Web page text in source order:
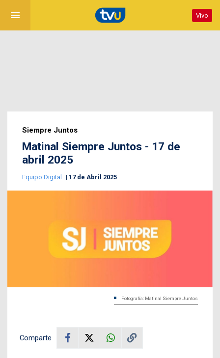
menu Vivo
Siempre Juntos
Matinal Siempre Juntos - 17 de
abril 2025
Equipo Digital 17 de Abril 2025
Fotografía: Matinal Siempre Juntos
Comparte